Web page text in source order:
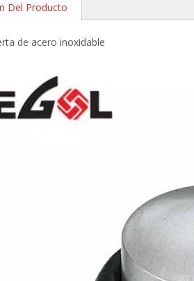
Del Producto
de acero inoxidable